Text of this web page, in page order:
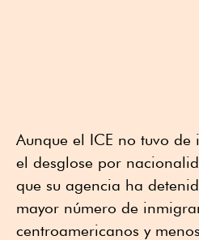
Aunque el ICE no tuvo
el desglose por
que su agencia ha
mayor número de
centroamericanos y